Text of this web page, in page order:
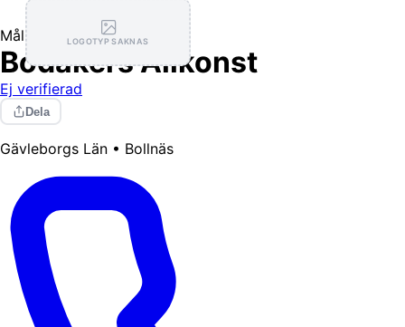
LOGOTYP SAKNAS
Målning / Tapetsering
Bodåkers Allkonst
Ej verifierad
Dela
Gävleborgs Län • Bollnäs